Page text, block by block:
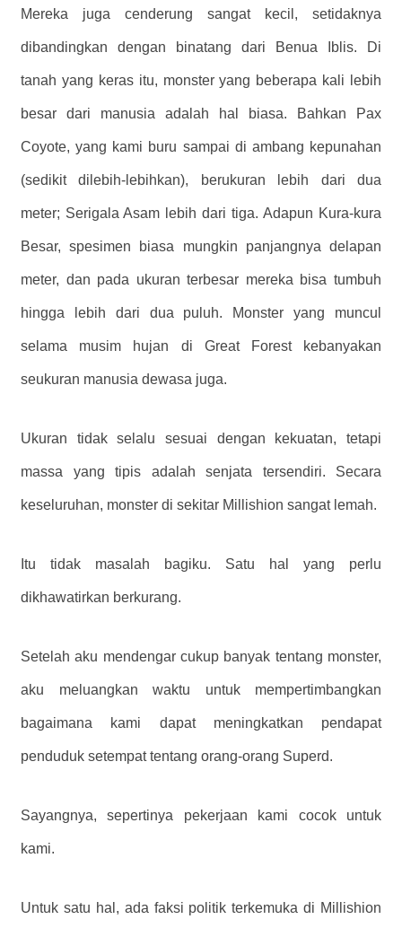
Mereka juga cenderung sangat kecil, setidaknya
dibandingkan dengan binatang dari Benua Iblis. Di
tanah yang keras itu, monster yang beberapa kali lebih
besar dari manusia adalah hal biasa. Bahkan Pax
Coyote, yang kami buru sampai di ambang kepunahan
(sedikit dilebih-lebihkan), berukuran lebih dari dua
meter; Serigala Asam lebih dari tiga. Adapun Kura-kura
Besar, spesimen biasa mungkin panjangnya delapan
meter, dan pada ukuran terbesar mereka bisa tumbuh
hingga lebih dari dua puluh. Monster yang muncul
selama musim hujan di Great Forest kebanyakan
seukuran manusia dewasa juga.
Ukuran tidak selalu sesuai dengan kekuatan, tetapi
massa yang tipis adalah senjata tersendiri. Secara
keseluruhan, monster di sekitar Millishion sangat lemah.
Itu tidak masalah bagiku. Satu hal yang perlu
dikhawatirkan berkurang.
Setelah aku mendengar cukup banyak tentang monster,
aku meluangkan waktu untuk mempertimbangkan
bagaimana kami dapat meningkatkan pendapat
penduduk setempat tentang orang-orang Superd.
Sayangnya, sepertinya pekerjaan kami cocok untuk
kami.
Untuk satu hal, ada faksi politik terkemuka di Millishion